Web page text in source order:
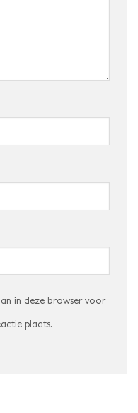
in deze browser voor
plaats.